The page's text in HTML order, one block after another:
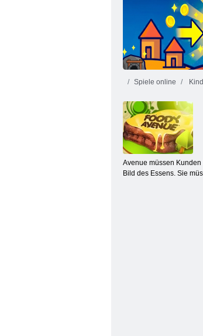
Ritter In
Tab-
Spiele online
Avenue müssen
Bild des Essens. Sie